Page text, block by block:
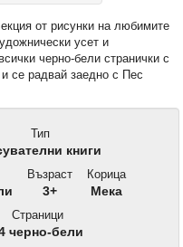
от рисунки на любимите
усет и
черно-бели странички с
се радвай заедно с Пес
Тип
книги
Възраст
3+
Корица
Мека
Страници
черно-бели